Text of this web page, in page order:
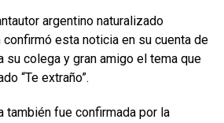
argentino naturalizado
esta noticia en su cuenta de
su colega y gran amigo el tema que
“Te extraño”.
también fue confirmada por la